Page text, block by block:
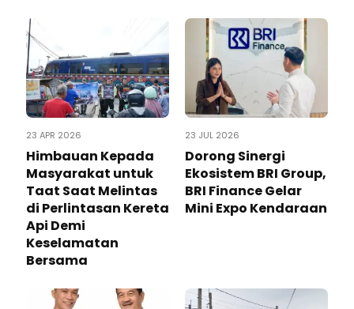
23 APR 2026
Himbauan Kepada
Masyarakat untuk
Taat Saat Melintas
di Perlintasan Kereta
Api Demi
Keselamatan
Bersama
23 JUL 2026
Dorong Sinergi
Ekosistem BRI Group,
BRI Finance Gelar
Mini Expo Kendaraan